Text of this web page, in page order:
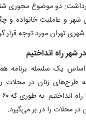
دو موضوع محوری
و عاملیت خانواده و
تهران مورد توجه قرار
شهر راه انداختیم
یک سلسله برنامه
طرح‌های زنان در محلات